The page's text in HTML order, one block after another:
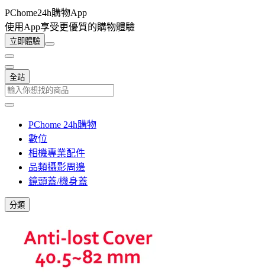
PChome24h購物App
使用App享受更優質的購物體驗
立即體驗
全站
PChome 24h購物
數位
相機專業配件
品類攝影周邊
鏡頭蓋/機身蓋
分類